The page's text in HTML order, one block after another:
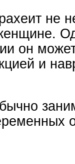
не
он
и